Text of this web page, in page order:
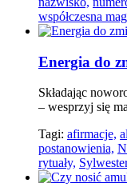
współczesna
Energia do
Składając
– wesprzyj się
Tagi: afirmacje,
postanowienia,
rytuały,